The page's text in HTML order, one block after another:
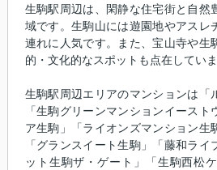
生駒駅周辺は、閑静な住宅街と自然
域です。生駒山には遊園地やアスレ
連れに人気です。また、宝山寺や生
的・文化的なスポットも点在していま
生駒駅周辺エリアのマンションは「
「生駒グリーンマンションイースト
ア生駒」「ライオンズマンション生
「グランスイート生駒」「藤和ライ
ット生駒ザ・ゲート」「生駒西松